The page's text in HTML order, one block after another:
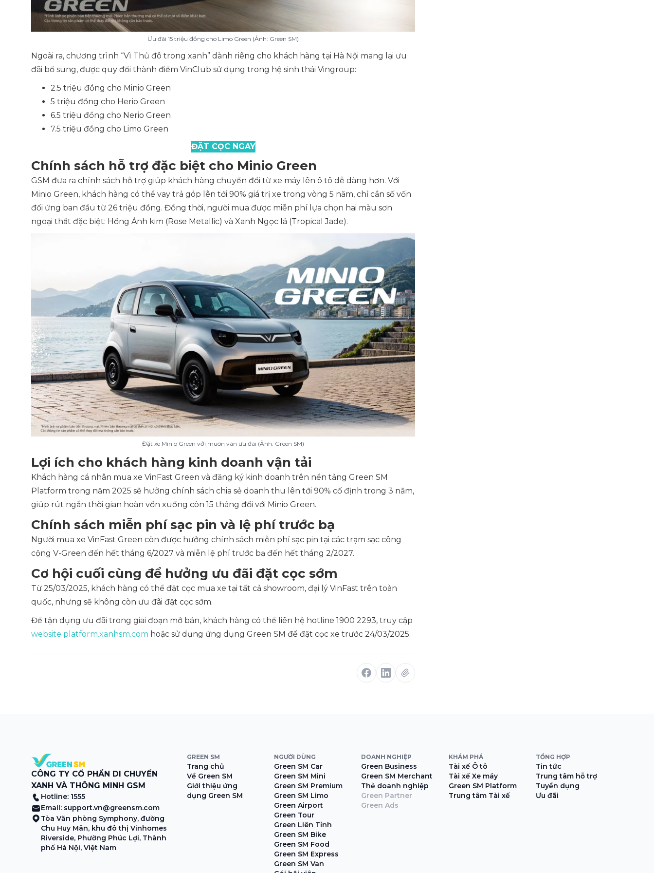
Ưu đãi 15 triệu đồng cho Limo Green (Ảnh: Green SM)
Ngoài ra, chương trình “Vì Thủ đô trong xanh” dành riêng cho khách hàng tại Hà Nội mang lại ưu
đãi bổ sung, được quy đổi thành điểm VinClub sử dụng trong hệ sinh thái Vingroup:
2.5 triệu đồng cho Minio Green
5 triệu đồng cho Herio Green
6.5 triệu đồng cho Nerio Green
7.5 triệu đồng cho Limo Green
ĐẶT CỌC NGAY
Chính sách hỗ trợ đặc biệt cho Minio Green
GSM đưa ra chính sách hỗ trợ giúp khách hàng chuyển đổi từ xe máy lên ô tô dễ dàng hơn. Với
Minio Green, khách hàng có thể vay trả góp lên tới 90% giá trị xe trong vòng 5 năm, chỉ cần số vốn
đối ứng ban đầu từ 26 triệu đồng. Đồng thời, người mua được miễn phí lựa chọn hai màu sơn
ngoại thất đặc biệt: Hồng Ánh kim (Rose Metallic) và Xanh Ngọc lá (Tropical Jade).
Đặt xe Minio Green với muôn vàn ưu đãi (Ảnh: Green SM)
Lợi ích cho khách hàng kinh doanh vận tải
Khách hàng cá nhân mua xe VinFast Green và đăng ký kinh doanh trên nền tảng Green SM
Platform trong năm 2025 sẽ hưởng chính sách chia sẻ doanh thu lên tới 90% cố định trong 3 năm,
giúp rút ngắn thời gian hoàn vốn xuống còn 15 tháng đối với Minio Green.
Chính sách miễn phí sạc pin và lệ phí trước bạ
Người mua xe VinFast Green còn được hưởng chính sách miễn phí sạc pin tại các trạm sạc công
cộng V-Green đến hết tháng 6/2027 và miễn lệ phí trước bạ đến hết tháng 2/2027.
Cơ hội cuối cùng để hưởng ưu đãi đặt cọc sớm
Từ 25/03/2025, khách hàng có thể đặt cọc mua xe tại tất cả showroom, đại lý VinFast trên toàn
quốc, nhưng sẽ không còn ưu đãi đặt cọc sớm.
Để tận dụng ưu đãi trong giai đoạn mở bán, khách hàng có thể liên hệ hotline 1900 2293, truy cập
website platform.xanhsm.com hoặc sử dụng ứng dụng Green SM để đặt cọc xe trước 24/03/2025.
CÔNG TY CỔ PHẦN DI CHUYỂN
XANH VÀ THÔNG MINH GSM
Hotline: 1555
Email: support.vn@greensm.com
Tòa Văn phòng Symphony, đường
Chu Huy Mân, khu đô thị Vinhomes
Riverside, Phường Phúc Lợi, Thành
phố Hà Nội, Việt Nam
GREEN SM
Trang chủ
Về Green SM
Giới thiệu ứng
dụng Green SM
NGƯỜI DÙNG
Green SM Car
Green SM Mini
Green SM Premium
Green SM Limo
Green Airport
Green Tour
Green Liên Tỉnh
Green SM Bike
Green SM Food
Green SM Express
Green SM Van
DOANH NGHIỆP
Green Business
Green SM Merchant
Thẻ doanh nghiệp
Green Partner
Green Ads
KHÁM PHÁ
Tài xế Ô tô
Tài xế Xe máy
Green SM Platform
Trung tâm Tài xế
TỔNG HỢP
Tin tức
Trung tâm hỗ trợ
Tuyển dụng
Ưu đãi